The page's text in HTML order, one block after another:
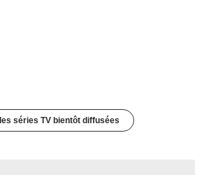
séries TV bientôt diffusées